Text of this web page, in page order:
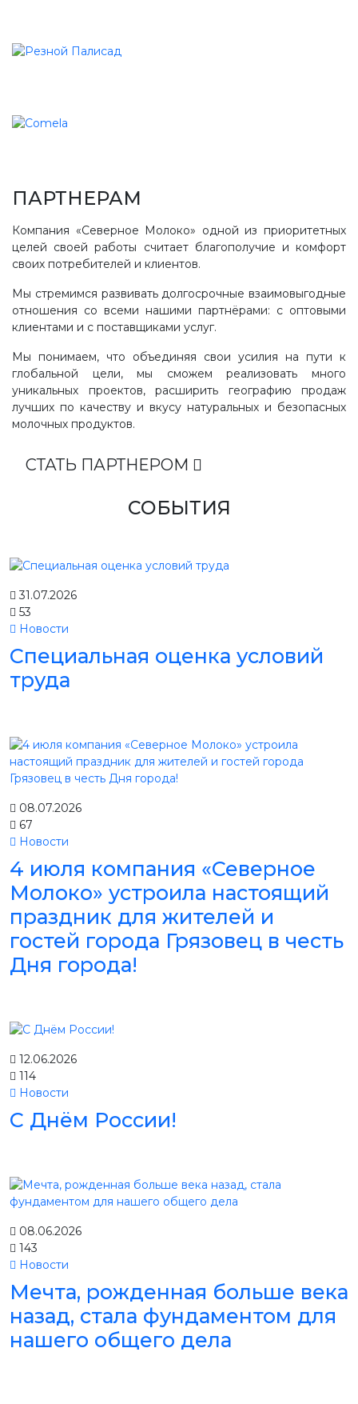
ПАРТНЕРАМ
Компания «Северное Молоко» одной из приоритетных
целей своей работы считает благополучие и комфорт
своих потребителей и клиентов.
Мы стремимся развивать долгосрочные взаимовыгодные
отношения со всеми нашими партнёрами: с оптовыми
клиентами и с поставщиками услуг.
Мы понимаем, что объединяя свои усилия на пути к
глобальной цели, мы сможем реализовать много
уникальных проектов, расширить географию продаж
лучших по качеству и вкусу натуральных и безопасных
молочных продуктов.
СТАТЬ ПАРТНЕРОМ
СОБЫТИЯ
31.07.2026
53
Новости
Специальная оценка условий
труда
08.07.2026
67
Новости
4 июля компания «Северное
Молоко» устроила настоящий
праздник для жителей и
гостей города Грязовец в честь
Дня города!
12.06.2026
114
Новости
С Днём России!
08.06.2026
143
Новости
Мечта, рожденная больше века
назад, стала фундаментом для
нашего общего дела